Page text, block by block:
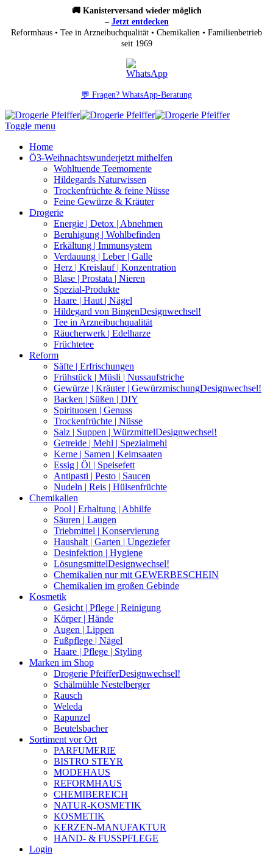
🚚 Kanisterversand wieder möglich
– Jetzt entdecken
Reformhaus • Tee in Arzneibuchqualität • Chemikalien • Familienbetrieb
seit 1969
💬 Fragen? WhatsApp-Beratung
Toggle menu
Home
Ö3-Weihnachtswunderjetzt mithelfen
Wohltuende Teemomente
Hildegards Naturwissen
Trockenfrüchte & feine Nüsse
Feine Gewürze & Kräuter
Drogerie
Energie | Detox | Abnehmen
Beruhigung | Wohlbefinden
Erkältung | Immunsystem
Verdauung | Leber | Galle
Herz | Kreislauf | Konzentration
Blase | Prostata | Nieren
Spezial-Produkte
Haare | Haut | Nägel
Hildegard von BingenDesignwechsel!
Tee in Arzneibuchqualität
Räucherwerk | Edelharze
Früchtetee
Reform
Säfte | Erfrischungen
Frühstück | Müsli | Nussaufstriche
Gewürze | Kräuter | GewürzmischungDesignwechsel!
Backen | Süßen | DIY
Spirituosen | Genuss
Trockenfrüchte | Nüsse
Salz | Suppen | WürzmittelDesignwechsel!
Getreide | Mehl | Spezialmehl
Kerne | Samen | Keimsaaten
Essig | Öl | Speisefett
Antipasti | Pesto | Saucen
Nudeln | Reis | Hülsenfrüchte
Chemikalien
Pool | Erhaltung | Abhilfe
Säuren | Laugen
Triebmittel | Konservierung
Haushalt | Garten | Ungeziefer
Desinfektion | Hygiene
LösungsmittelDesignwechsel!
Chemikalien nur mit GEWERBESCHEIN
Chemikalien im großen Gebinde
Kosmetik
Gesicht | Pflege | Reinigung
Körper | Hände
Augen | Lippen
Fußpflege | Nägel
Haare | Pflege | Styling
Marken im Shop
Drogerie PfeifferDesignwechsel!
Schälmühle Nestelberger
Rausch
Weleda
Rapunzel
Beutelsbacher
Sortiment vor Ort
PARFUMERIE
BISTRO STEYR
MODEHAUS
REFORMHAUS
CHEMIBEREICH
NATUR-KOSMETIK
KOSMETIK
KERZEN-MANUFAKTUR
HAND- & FUSSPFLEGE
Login